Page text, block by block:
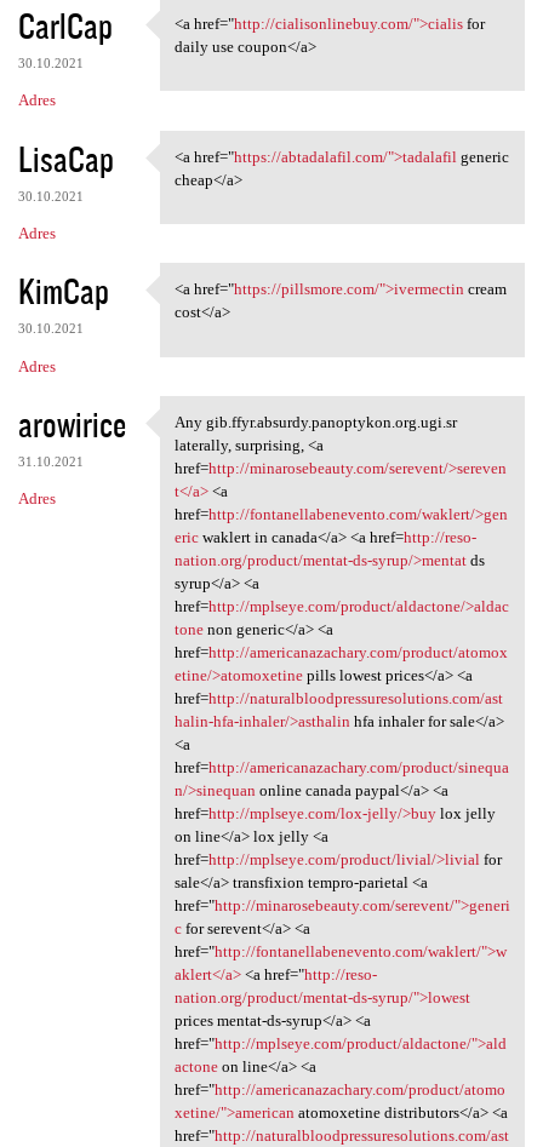
CarlCap
30.10.2021
Adres
<a href="http:/
<a href="http://cialisonlinebuy.com/">cialisfor
daily use coupon</a>
LisaCap
30.10.2021
Adres
<a href="https://abtadalafil
<a href="https://abtadalafil.com/">tadalafil generic
cheap</a>
KimCap
30.10.2021
Adres
<a href="https://pillsmore
<a href="https://pillsmore.com/">ivermectin cream
cost</a>
arowirice
31.10.2021
Adres
Any gib.ffyr.absurdy
Any gib.ffyr.absurdy.panoptykon.org.ugi.sr
laterally, surprising, <a
href=http://minarosebeauty.com/serevent/>sereven
t</a><a
href=http://fontanellabenevento.com/waklert/>gen
ericwaklert in canada</a> <a href=http://reso-
nation.org/product/mentat-ds-syrup/>mentatds
syrup</a> <a
href=http://mplseye.com/product/aldactone/>aldac
tonenon generic</a> <a
href=http://americanazachary.com/product/atomox
etine/>atomoxetinepills lowest prices</a> <a
href=http://naturalbloodpressuresolutions.com/ast
halin-hfa-inhaler/>asthalin hfa inhaler for sale</a>
<a
href=http://americanazachary.com/product/sinequa
n/>sinequan online canada paypal</a> <a
href=http://mplseye.com/lox-jelly/>buylox jelly
on line</a> lox jelly <a
href=http://mplseye.com/product/livial/>livialfor
sale</a> transfixion tempro-parietal <a
href="http://minarosebeauty.com/serevent/">generi
cfor serevent</a> <a
href="http://fontanellabenevento.com/waklert/">w
aklert</a><a href="http://reso-
nation.org/product/mentat-ds-syrup/">lowest
prices mentat-ds-syrup</a> <a
href="http://mplseye.com/product/aldactone/">ald
actoneon line</a> <a
href="http://americanazachary.com/product/atomo
xetine/">american atomoxetine distributors</a> <a
href="http://naturalbloodpressuresolutions.com/ast